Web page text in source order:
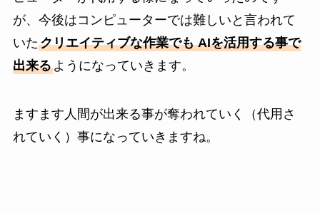
が、今後はコンピューターでは難しいと言われて
いたクリエイティブな作業でも AIを活用する事で
出来るようになっていきます。
ますます人間が出来る事が奪われていく（代用さ
れていく）事になっていきますね。